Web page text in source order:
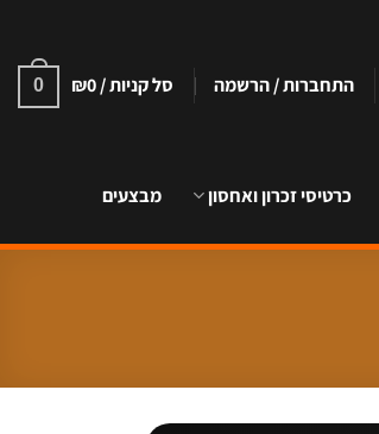
התחברות / הרשמה סל קניות / ₪0
0
כרטיסי זכרון ואחסון מבצעים